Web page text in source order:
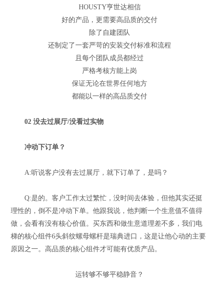
HOUSTY亨世达相信
好的产品，更需要高品质的交付
除了自建团队
还制定了一套严苛的安装交付标准和流程
且每个团队成员都经过
严格考核方能上岗
保证无论在世界任何地方
都能以一样的高品质交付
02 没去过展厅/没看过实物
冲动下订单？
A:听说客户没有去过展厅，就下订单了，是吗？
Q:是的。客户工作太过繁忙，没时间去体验，但他其实还挺
理性的，倒不是冲动下单。他跟我说，他判断一个生意值不值得
做，会看有没有核心价值。买东西和做生意道理差不多，我们电
梯的核心组件6头斜纹螺母螺杆是瑞典进口，这是让他心动的主要
原因之一。高品质的核心组件才可能有优质产品。
运转够不够平稳静音？